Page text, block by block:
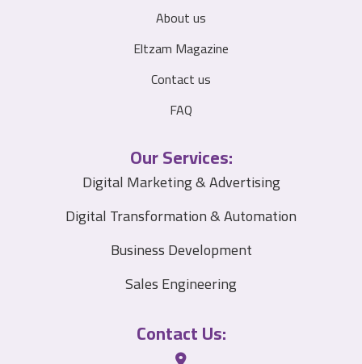
About us
Eltzam Magazine
Contact us
FAQ
Our Services:
Digital Marketing & Advertising
Digital Transformation & Automation
Business Development
Sales Engineering
Contact Us: